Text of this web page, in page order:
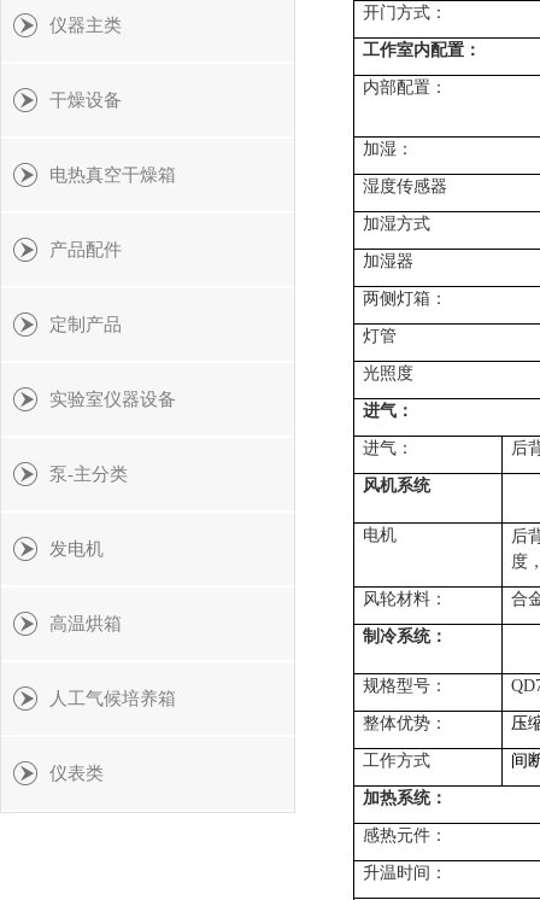
开门方式：
工作室内配置：
内部配置：
加湿：
湿度传感器
加湿方式
加湿器
两侧灯箱：
灯管
光照度
进气：
进气： 后
风机系统
电机 后
度
风轮材料： 合
制冷系统：
规格型号：
整体优势： 压
工作方式 间
加热系统：
感热元件：
升温时间：
仪器主类
干燥设备
电热真空干燥箱
产品配件
定制产品
实验室仪器设备
泵-主分类
发电机
高温烘箱
人工气候培养箱
仪表类